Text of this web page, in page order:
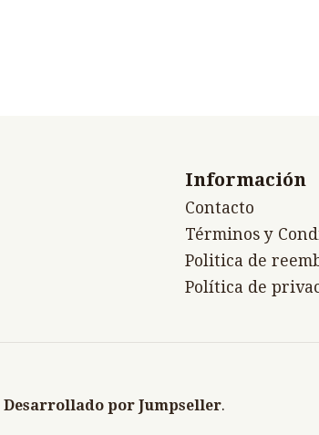
Información
Contacto
Términos y
Politica de
Política de
Desarrollado por Jumpseller.